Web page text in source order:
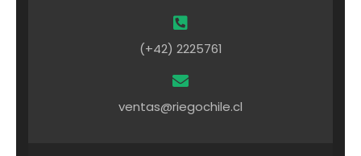
(+42) 2225761
ventas@riegochile.cl